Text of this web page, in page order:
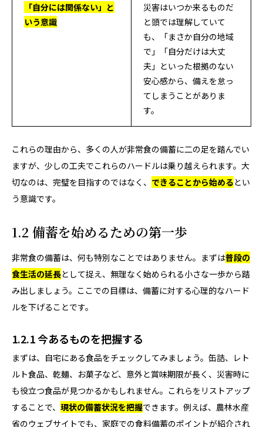
「自分には関係ない」と
いう意識
災害はいつか来るものだ
と頭では理解していて
も、「まさか自分の地域
で」「自分だけは大丈
夫」といった根拠のない
安心感から、備えを怠っ
てしまうことがありま
す。
これらの理由から、多くの人が非常食の備蓄に二の足を踏んでい
ますが、少しの工夫でこれらのハードルは乗り越えられます。大
切なのは、完璧を目指すのではなく、 できることから始めるとい
う意識です。
1.2 備蓄を始めるための第一歩
非常食の備蓄は、何も特別なことではありません。まずは普段の
食生活の延長として捉え、無理なく始められる小さな一歩から踏
み出しましょう。ここでの目標は、備蓄に対する心理的なハード
ルを下げることです。
1.2.1 今あるものを把握する
まずは、自宅にある食品をチェックしてみましょう。缶詰、レト
ルト食品、乾麺、お菓子など、意外と賞味期限が長く、災害時に
も役立つ食品が見つかるかもしれません。これらをリストアップ
することで、 現状の備蓄状況を把握できます。例えば、農林水産
省のウェブサイトでも、家庭での食料備蓄のポイントが紹介され